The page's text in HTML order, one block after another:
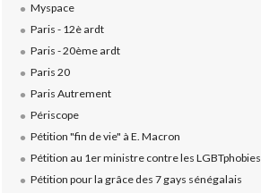
Myspace
Paris - 12è ardt
Paris - 20ème ardt
Paris 20
Paris Autrement
Périscope
Pétition "fin de vie" à E. Macron
Pétition au 1er ministre contre les LGBTphobies
Pétition pour la grâce des 7 gays sénégalais